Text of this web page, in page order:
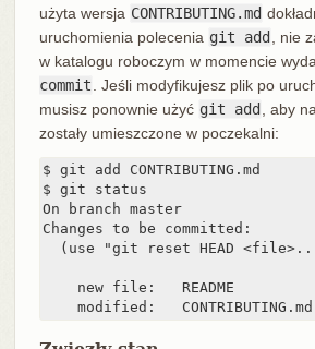
użyta wersja CONTRIBUTING.md
uruchomienia polecenia git add
, nie
w katalogu roboczym w momencie
commit
. Jeśli modyfikujesz plik po
musisz ponownie użyć git add
, aby
zostały umieszczone w poczekalni:
$ git add CONTRIBUTING.md
$ git status
On branch master
Changes to be committed:
(use "git reset HEAD
    new file:   README
    modified:   CONTRIBUTING.md